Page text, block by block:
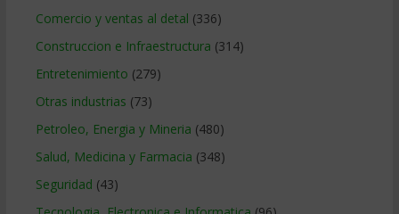
Comercio y ventas al detal (336)
Construccion e Infraestructura (314)
Entretenimiento (279)
Otras industrias (73)
Petroleo, Energia y Mineria (480)
Salud, Medicina y Farmacia (348)
Seguridad (43)